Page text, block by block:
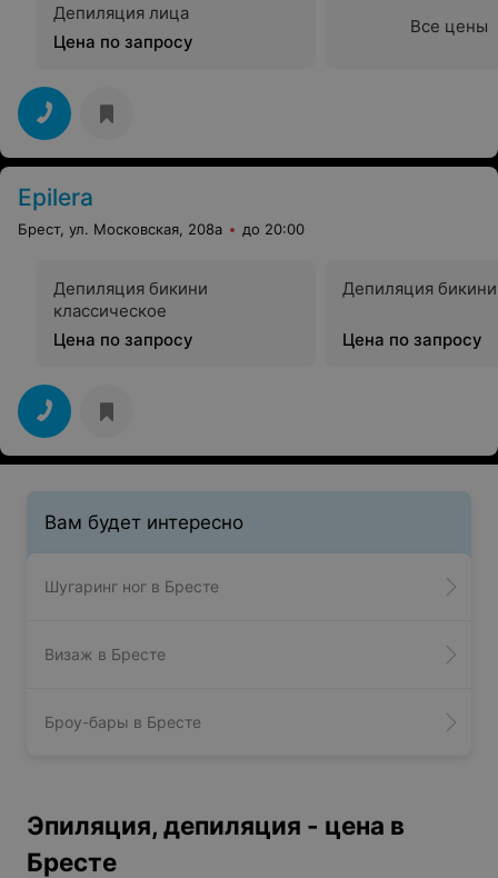
Депиляция лица
Цена по запросу
Все цены
Epilera
Брест, ул. Московская, 208а до 20:00
Депиляция бикини
классическое
Цена по запросу
Депиляция
Цена по запросу
Вам будет интересно
Шугаринг ног в Бресте
Визаж в Бресте
Броу-бары в Бресте
Эпиляция, депиляция - цена в
Бресте